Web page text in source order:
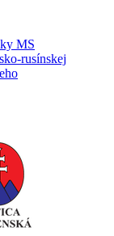
MS
rusínskej